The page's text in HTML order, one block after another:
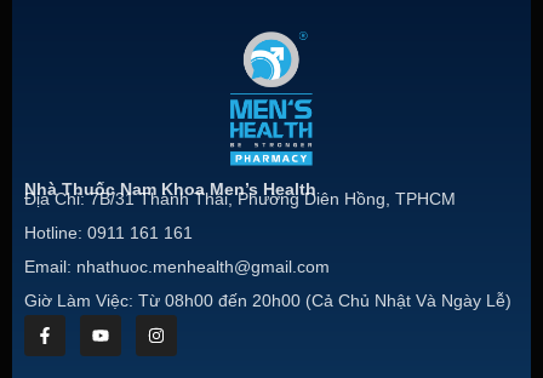
Nhà Thuốc Nam Khoa Men’s Health
Địa Chỉ: 7B/31 Thành Thái, Phường Diên Hồng, TPHCM
Hotline: 0911 161 161
Email: nhathuoc.menhealth@gmail.com
Giờ Làm Việc: Từ 08h00 đến 20h00 (Cả Chủ Nhật Và Ngày Lễ)